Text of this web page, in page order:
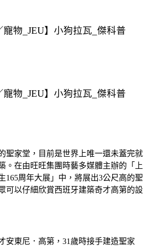
寵物_JEU】小狗拉瓦_傑科普
寵物_JEU】小狗拉瓦_傑科普
聖家堂，目前是世界上唯一還未蓋完就
。在由旺旺集團時藝多媒體主辦的「上
165周年大展」中，將展出3公尺高的聖
可以仔細欣賞西班牙建築奇才高第的設
安東尼．高第，31歲時接手建造聖家